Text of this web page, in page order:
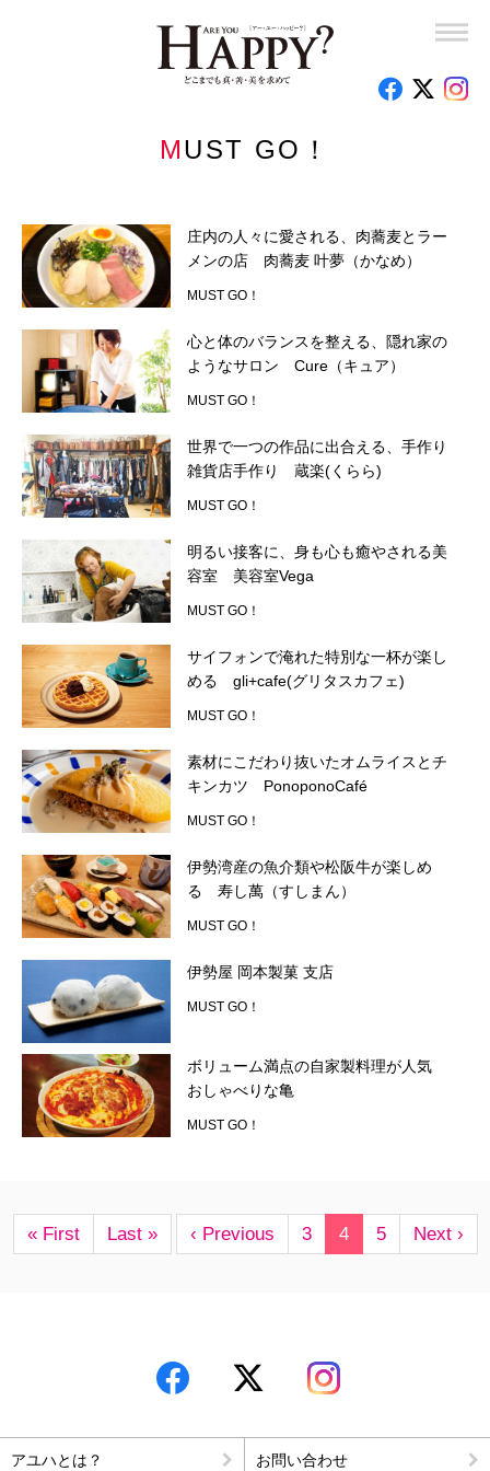
MUST GO！
庄内の人々に愛される、肉蕎麦とラー
メンの店 肉蕎麦 叶夢（かなめ）
MUST GO！
心と体のバランスを整える、隠れ家の
ようなサロン Cure（キュア）
MUST GO！
世界で一つの作品に出合える、手作り
雑貨店手作り 蔵楽(くらら)
MUST GO！
明るい接客に、身も心も癒やされる美
容室 美容室Vega
MUST GO！
サイフォンで淹れた特別な一杯が楽し
める gli+cafe(グリタスカフェ)
MUST GO！
素材にこだわり抜いたオムライスとチ
キンカツ PonoponoCafé
MUST GO！
伊勢湾産の魚介類や松阪牛が楽しめ
る 寿し萬（すしまん）
MUST GO！
伊勢屋 岡本製菓 支店
MUST GO！
ボリューム満点の自家製料理が人気
おしゃべりな亀
MUST GO！
« First Last » ‹ Previous 3 4 5 Next ›
アユハとは？ お問い合わせ
竜の口法子校長の熱烈エール「もう大丈夫！」
時代を創った女性たち
読者の手記
今月の占い